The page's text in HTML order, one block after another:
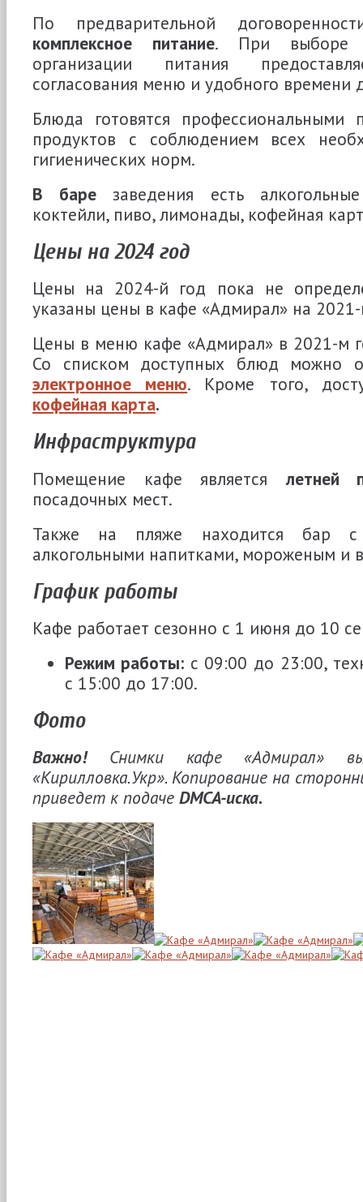
По предварительной
комплексное питание. При выборе
организации питания
согласования меню и удобного
Блюда готовятся профессиональными
продуктов с соблюдением всех
гигиенических норм.
В барезаведения есть
коктейли, пиво, лимонады, кофейная
Цены на 2024 год
Цены на 2024-й год пока не
указаны цены в кафе «Адмирал» на
Цены в меню кафе «Адмирал» в 2021-м
Со списком доступных блюд можно
электронное меню. Кроме того,
кофейная карта.
Инфраструктура
Помещение кафе являетсялетней
посадочных мест.
Также на пляже находится бар с
алкогольными напитками, мороженым и
График работы
Кафе работает сезонно с 1 июня до 10
Режим работы:с 09:00 до 23:00,
с 15:00 до 17:00.
Фото
Важно!Снимки кафе «Адмирал»
«Кирилловка.Укр». Копирование на
приведет к подаче DMCA-иска.